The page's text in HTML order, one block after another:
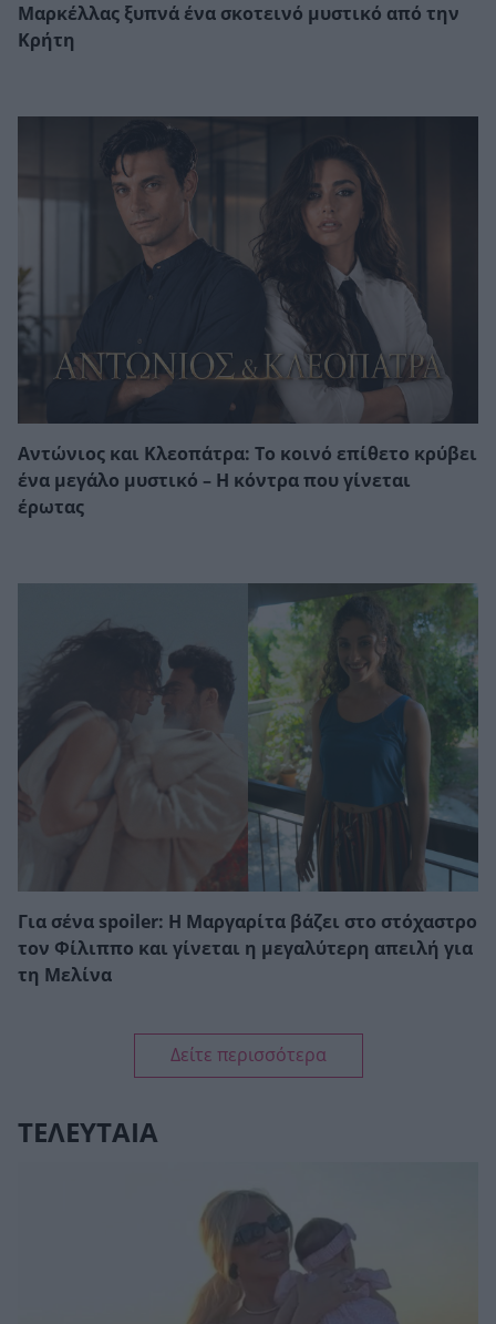
Μαρκέλλας ξυπνά ένα σκοτεινό μυστικό από την
Κρήτη
Αντώνιος και Κλεοπάτρα: Το κοινό επίθετο κρύβει
ένα μεγάλο μυστικό – Η κόντρα που γίνεται
έρωτας
Για σένα spoiler: Η Μαργαρίτα βάζει στο στόχαστρο
τον Φίλιππο και γίνεται η μεγαλύτερη απειλή για
τη Μελίνα
Δείτε περισσότερα
ΤΕΛΕΥΤΑΙΑ